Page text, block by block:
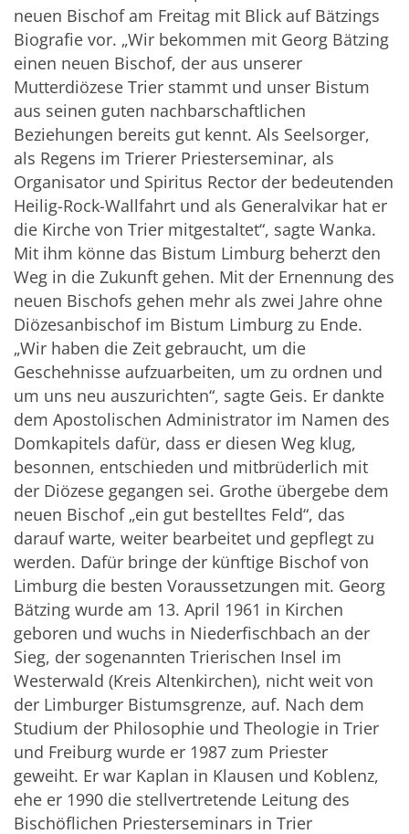
neuen Bischof am Freitag mit Blick auf Bätzings
Biografie vor. „Wir bekommen mit Georg Bätzing
einen neuen Bischof, der aus unserer
Mutterdiözese Trier stammt und unser Bistum
aus seinen guten nachbarschaftlichen
Beziehungen bereits gut kennt. Als Seelsorger,
als Regens im Trierer Priesterseminar, als
Organisator und Spiritus Rector der bedeutenden
Heilig-Rock-Wallfahrt und als Generalvikar hat er
die Kirche von Trier mitgestaltet“, sagte Wanka.
Mit ihm könne das Bistum Limburg beherzt den
Weg in die Zukunft gehen. Mit der Ernennung des
neuen Bischofs gehen mehr als zwei Jahre ohne
Diözesanbischof im Bistum Limburg zu Ende.
„Wir haben die Zeit gebraucht, um die
Geschehnisse aufzuarbeiten, um zu ordnen und
um uns neu auszurichten“, sagte Geis. Er dankte
dem Apostolischen Administrator im Namen des
Domkapitels dafür, dass er diesen Weg klug,
besonnen, entschieden und mitbrüderlich mit
der Diözese gegangen sei. Grothe übergebe dem
neuen Bischof „ein gut bestelltes Feld“, das
darauf warte, weiter bearbeitet und gepflegt zu
werden. Dafür bringe der künftige Bischof von
Limburg die besten Voraussetzungen mit. Georg
Bätzing wurde am 13. April 1961 in Kirchen
geboren und wuchs in Niederfischbach an der
Sieg, der sogenannten Trierischen Insel im
Westerwald (Kreis Altenkirchen), nicht weit von
der Limburger Bistumsgrenze, auf. Nach dem
Studium der Philosophie und Theologie in Trier
und Freiburg wurde er 1987 zum Priester
geweiht. Er war Kaplan in Klausen und Koblenz,
ehe er 1990 die stellvertretende Leitung des
Bischöflichen Priesterseminars in Trier